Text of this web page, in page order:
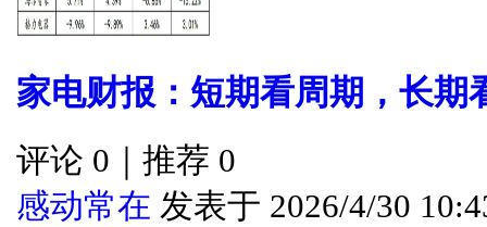
家电财报：短期看周期，长期
评论 0｜推荐 0
感动常在 发表于 2026/4/30